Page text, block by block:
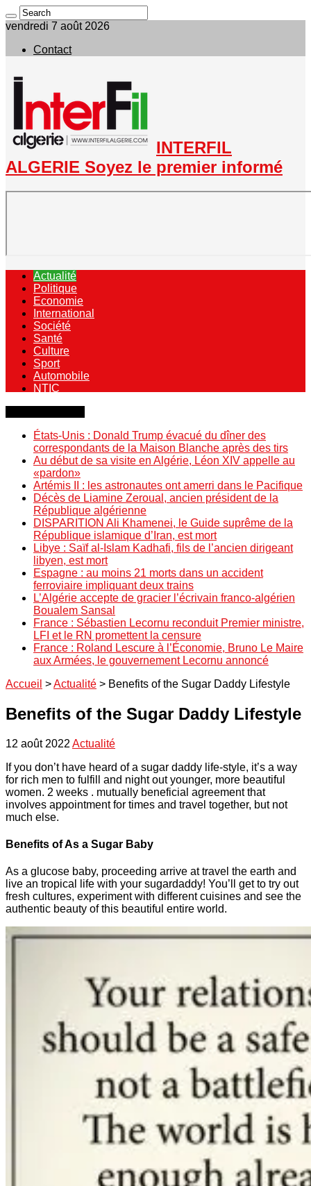
vendredi 7 août 2026
Contact
INTERFIL
ALGERIE Soyez le premier informé
Actualité
Politique
Economie
International
Société
Santé
Culture
Sport
Automobile
NTIC
États-Unis : Donald Trump évacué du dîner des
correspondants de la Maison Blanche après des tirs
Au début de sa visite en Algérie, Léon XIV appelle au
«pardon»
Artémis II : les astronautes ont amerri dans le Pacifique
Décès de Liamine Zeroual, ancien président de la
République algérienne
DISPARITION Ali Khamenei, le Guide suprême de la
République islamique d’Iran, est mort
Libye : Saïf al-Islam Kadhafi, fils de l’ancien dirigeant
libyen, est mort
Espagne : au moins 21 morts dans un accident
ferroviaire impliquant deux trains
L’Algérie accepte de gracier l’écrivain franco-algérien
Boualem Sansal
France : Sébastien Lecornu reconduit Premier ministre,
LFI et le RN promettent la censure
France : Roland Lescure à l’Économie, Bruno Le Maire
aux Armées, le gouvernement Lecornu annoncé
Accueil >Actualité > Benefits of the Sugar Daddy Lifestyle
Benefits of the Sugar Daddy Lifestyle
12 août 2022 Actualité
If you don’t have heard of a sugar daddy life-style, it’s a way
for rich men to fulfill and night out younger, more beautiful
women. 2 weeks . mutually beneficial agreement that
involves appointment for times and travel together, but not
much else.
Benefits of As a Sugar Baby
As a glucose baby, proceeding arrive at travel the earth and
live an tropical life with your sugardaddy! You’ll get to try out
fresh cultures, experiment with different cuisines and see the
authentic beauty of this beautiful entire world.